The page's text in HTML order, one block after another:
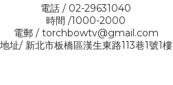
電話 / 02-29631040
時間 /1000-2000
電郵 / torchbowtv@gmail.com
地址/ 新北市板橋區漢生東路113巷1號1樓